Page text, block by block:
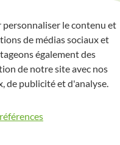
le contenu et
de médias sociaux et
également des
de notre site avec nos
de publicité et d'analyse.